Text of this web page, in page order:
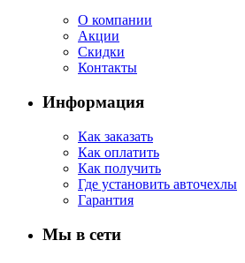
О компании
Акции
Скидки
Контакты
Информация
Как заказать
Как оплатить
Как получить
Где установить авточехлы
Гарантия
Мы в сети